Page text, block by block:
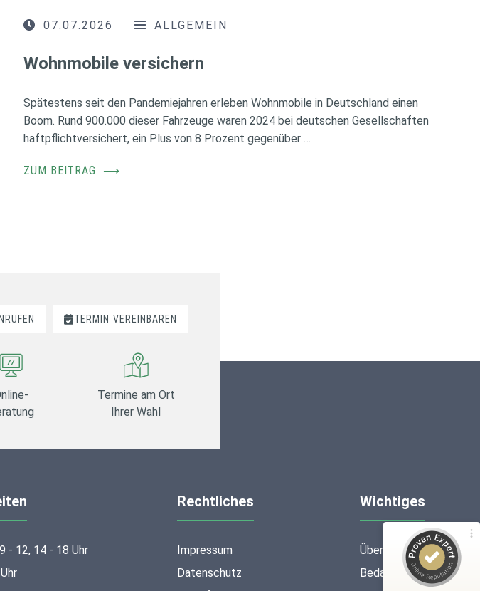
07.07.2026 ALLGEMEIN
Wohnmobile versichern
Spätestens seit den Pandemiejahren erleben Wohnmobile in Deutschland einen
Boom. Rund 900.000 dieser Fahrzeuge waren 2024 bei deutschen Gesellschaften
haftpflichtversichert, ein Plus von 8 Prozent gegenüber …
ZUM BEITRAG ⟶
TERMIN VEREINBAREN
Termine am Ort
Ihrer Wahl
- 12, 14 - 18 Uhr
Rechtliches
Impressum
Datenschutz
Wichtiges
Über mich
Bedarfsermittlung
Bewertungen auf
ProvenExpert.com
Blick aufs ProvenExpert-Profil werfen
Anonym